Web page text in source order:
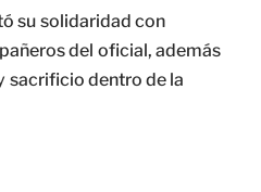
su solidaridad con
del oficial, además
sacrificio dentro de la